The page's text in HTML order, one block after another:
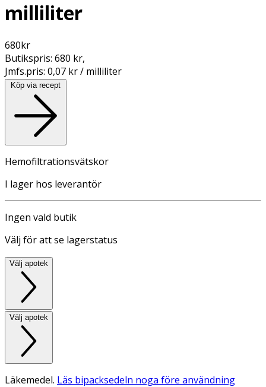
milliliter
680kr
Butikspris: 680 kr,
Jmfs.pris: 0,07 kr / milliliter
Köp via recept
Hemofiltrationsvätskor
I lager hos leverantör
Ingen vald butik
Välj för att se lagerstatus
Välj apotek
Välj apotek
Läkemedel. Läs bipacksedeln noga före användning